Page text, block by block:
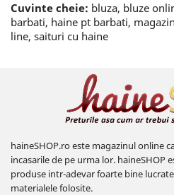
Cuvinte cheie: bluza, bluze
barbati, haine pt barbati,
line, saituri cu haine
haineSHOP.ro este magazinul online
incasarile de pe urma lor. haineSHOP
produse intr-adevar foarte bine
materialele folosite.